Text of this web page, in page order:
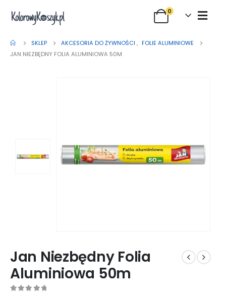
0
SKLEP AKCESORIA DO ŻYWNOŚCI , FOLIE ALUMINIOWE
JAN NIEZBĘDNY FOLIA ALUMINIOWA 50M
Jan Niezbędny Folia
Aluminiowa 50m